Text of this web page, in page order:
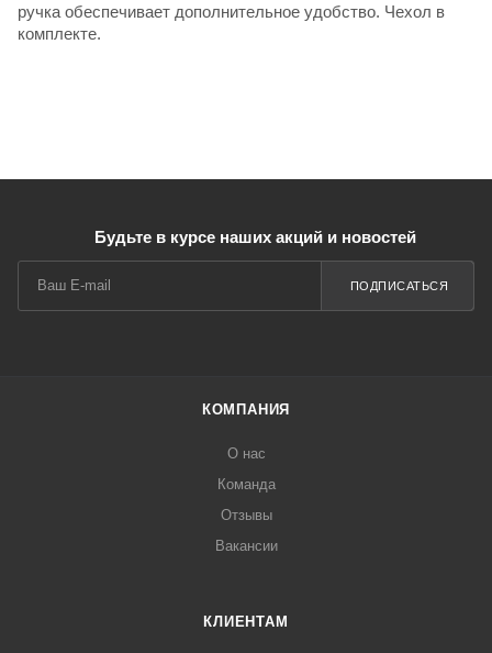
ручка обеспечивает дополнительное удобство. Чехол в
комплекте.
Будьте в курсе наших акций и новостей
ПОДПИСАТЬСЯ
КОМПАНИЯ
О нас
Команда
Отзывы
Вакансии
КЛИЕНТАМ